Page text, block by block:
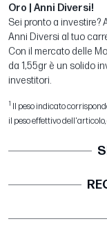
Oro | Anni Diversi!
Sei pronto a investire?
Anni Diversi al tuo
Con il mercato delle
da 1,55gr è un solido
investitori.
1
Il peso indicato
il peso effettivo dell'articolo,